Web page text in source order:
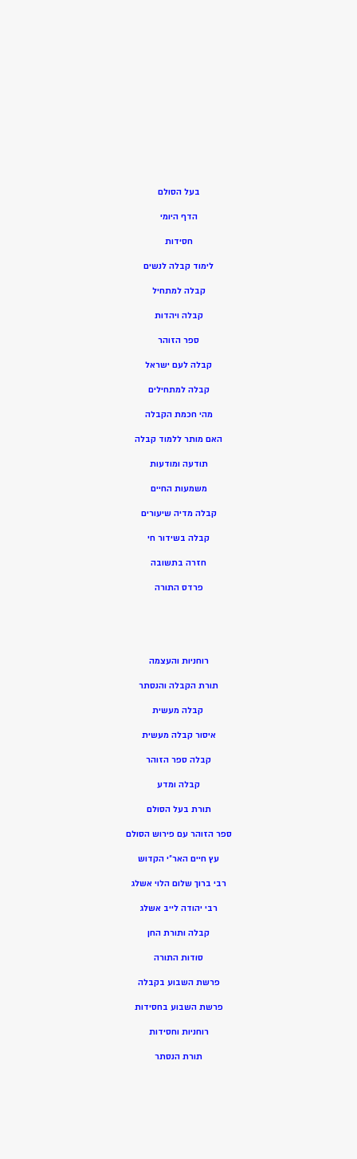
בעל הסולם
הדף היומי
חסידות
לימוד קבלה לנשים
קבלה למתחיל
קבלה ויהדות
ספר הזוהר
קבלה לעם ישראל
קבלה למתחילים
מהי חכמת הקבלה
האם מותר ללמוד קבלה
תודעה ומודעות
משמעות החיים
קבלה מדיה שיעורים
קבלה בשידור חי
חזרה בתשובה
פרדס התורה
רוחניות והעצמה
תורת הקבלה והנסתר
קבלה מעשית
איסור קבלה מעשית
קבלה ספר הזוהר
קבלה ומדע
תורת בעל הסולם
ספר הזוהר עם פירוש הסולם
עץ חיים האר”י הקדוש
רבי ברוך שלום הלוי אשלג
רבי יהודה לייב אשלג
קבלה ותורת החן
סודות התורה
פרשת השבוע בקבלה
פרשת השבוע בחסידות
רוחניות וחסידות
תורת הנסתר